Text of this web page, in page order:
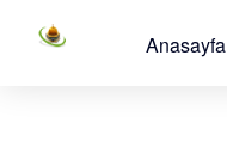
Anasayfa